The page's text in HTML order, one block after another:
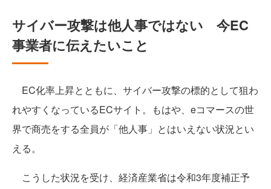
サイバー攻撃は他人事ではない 今EC
事業者に伝えたいこと
EC化率上昇とともに、サイバー攻撃の標的として狙わ
れやすくなっているECサイト。もはや、eコマースの世
界で商売をする全員が「他人事」とはいえない状況とい
える。
こうした状況を受け、経済産業省は令和3年度補正予